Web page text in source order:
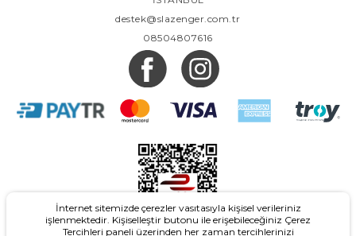
destek@slazenger.com.tr
08504807616
İnternet sitemizde çerezler vasıtasıyla kişisel verileriniz
işlenmektedir. Kişiselleştir butonu ile erişebileceğiniz Çerez
Tercihleri paneli üzerinden her zaman tercihlerinizi